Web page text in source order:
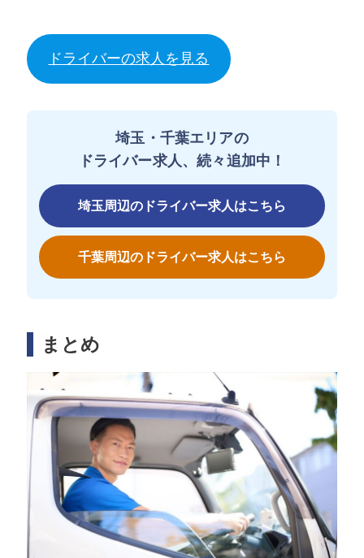
ドライバーの求人を見る
埼玉・千葉エリアの
ドライバー求人、続々追加中！
埼玉周辺のドライバー求人はこちら
千葉周辺のドライバー求人はこちら
まとめ